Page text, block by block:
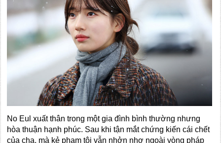
No Eul xuất thân trong một gia đình bình thường nhưng
hòa thuận hạnh phúc. Sau khi tận mắt chứng kiến cái chết
của cha, mà kẻ phạm tội vẫn nhởn nhơ ngoài vòng pháp